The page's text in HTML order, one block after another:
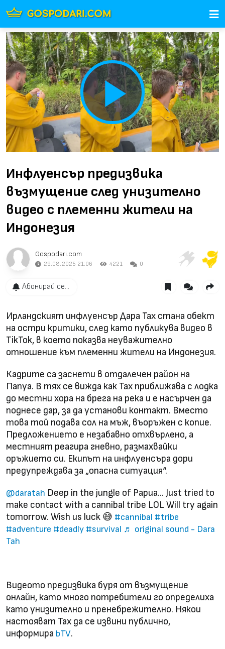
Play
Video
Инфлуенсър предизвика
възмущение след унизително
видео с племенни жители на
Индонезия
Gospodari.com
29.08.2025 21:06 4221 0
Абонирай се...
Ирландският инфлуенсър Дара Тах стана обект
на остри критики, след като публикува видео в
TikTok, в което показва неуважително
отношение към племенни жители на Индонезия.
Кадрите са заснети в отдалечен район на
Папуа. В тях се вижда как Тах приближава с лодка
до местни хора на брега на река и е насърчен да
поднесе дар, за да установи контакт. Вместо
това той подава сол на мъж, въоръжен с копие.
Предложението е незабавно отхвърлено, а
местният реагира гневно, размахвайки
оръжието си. Екипът на инфлуенсъра дори
предупреждава за „опасна ситуация“.
@daratah Deep in the jungle of Papua... Just tried to
make contact with a cannibal tribe LOL Will try again
tomorrow. Wish us luck 😅 #cannibal #tribe
#adventure #deadly #survival ♬ original sound - Dara
Tah
Видеото предизвика буря от възмущение
онлайн, като много потребители го определиха
като унизително и пренебрежително. Някои
настояват Тах да се извини публично,
информира bTV.